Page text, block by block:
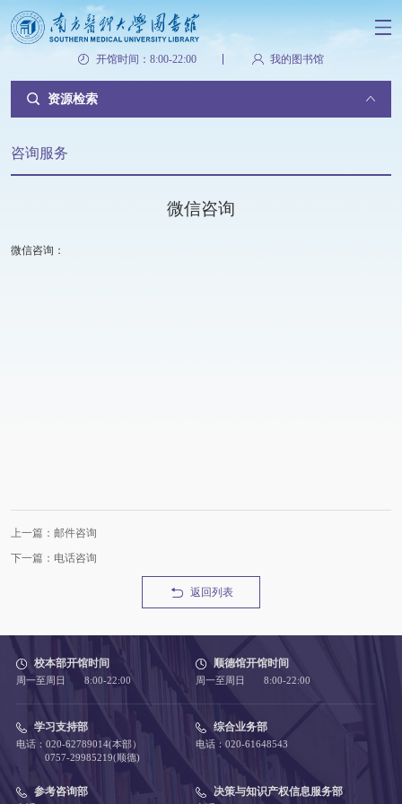
开馆时间：8:00-22:00 我的图书馆
资源检索
咨询服务
微信咨询
微信咨询：
上一篇：邮件咨询
下一篇：电话咨询
返回列表
校本部开馆时间
周一至周日 8:00-22:00
顺德馆开馆时间
周一至周日 8:00-22:00
学习支持部
电话：020-62789014(本部）
0757-29985219(顺德)
综合业务部
电话：020-61648543
参考咨询部 决策与知识产权信息服务部